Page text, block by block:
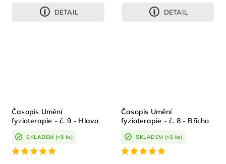
DETAIL DETAIL
Časopis Umění
fyzioterapie - č. 9 - Hlava
SKLADEM (>5 ks)
Časopis Umění
fyzioterapie - č. 8 - Břicho
SKLADEM (>5 ks)